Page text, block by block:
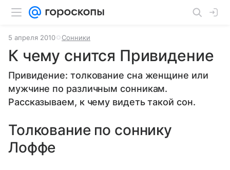
5 апреля 2010 Сонники
К чему снится Привидение
Привидение: толкование сна женщине или
мужчине по различным сонникам.
Рассказываем, к чему видеть такой сон.
Толкование по соннику
Лоффе